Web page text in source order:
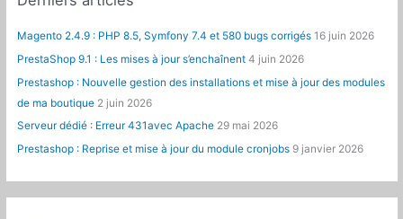
Magento 2.4.9 : PHP 8.5, Symfony 7.4 et 580 bugs corrigés 16 juin 2026
PrestaShop 9.1 : Les mises à jour s’enchaînent 4 juin 2026
Prestashop : Nouvelle gestion des installations et mise à jour des modules
de ma boutique 2 juin 2026
Serveur dédié : Erreur 431avec Apache 29 mai 2026
Prestashop : Reprise et mise à jour du module cronjobs 9 janvier 2026